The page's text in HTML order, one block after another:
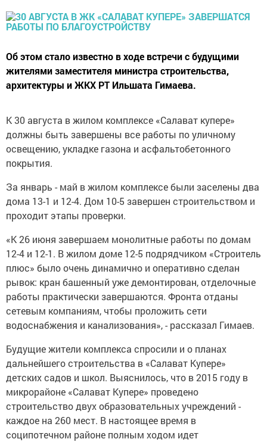
Об этом стало известно в ходе встречи с будущими
жителями заместителя министра строительства,
архитектуры и ЖКХ РТ Ильшата Гимаева.
К 30 августа в жилом комплексе «Салават купере»
должны быть завершены все работы по уличному
освещению, укладке газона и асфальтобетонного
покрытия.
За январь - май в жилом комплексе были заселены два
дома 13-1 и 12-4. Дом 10-5 завершен строительством и
проходит этапы проверки.
«К 26 июня завершаем монолитные работы по домам
12-4 и 12-1. В жилом доме 12-5 подрядчиком «Строитель
плюс» было очень динамично и оперативно сделан
рывок: кран башенный уже демонтирован, отделочные
работы практически завершаются. Фронта отданы
сетевым компаниям, чтобы проложить сети
водоснабжения и канализования», - рассказал Гимаев.
Будущие жители комплекса спросили и о планах
дальнейшего строительства в «Салават Купере»
детских садов и школ. Выяснилось, что в 2015 году в
микрорайоне «Салават Купере» проведено
строительство двух образовательных учреждений -
каждое на 260 мест. В настоящее время в
соципотечном районе полным ходом идет